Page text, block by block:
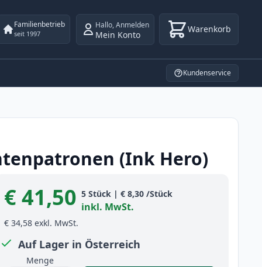
Familienbetrieb
seit 1997
Hallo,Anmelden
Mein Konto Warenkorb
Kundenservice
(Ink Hero)
Product information
€ 41,50 5 Stück| € 8,30 /Stück
inkl. MwSt.
€ 34,58 exkl. MwSt.
Auf Lager in Österreich
Menge